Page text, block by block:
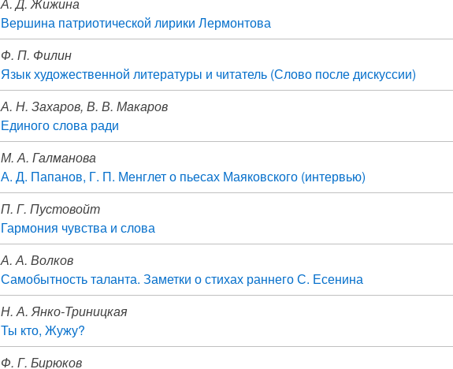
Вершина патриотической лирики Лермонтова
Ф. П. Филин
Язык художественной литературы и читатель (Слово после дискуссии)
А. Н. Захаров, В. В. Макаров
Единого слова ради
М. А. Галманова
А. Д. Папанов, Г. П. Менглет о пьесах Маяковского (интервью)
П. Г. Пустовойт
Гармония чувства и слова
А. А. Волков
Самобытность таланта. Заметки о стихах раннего С. Есенина
Н. А. Янко-Триницкая
Ты кто, Жужу?
Ф. Г. Бирюков